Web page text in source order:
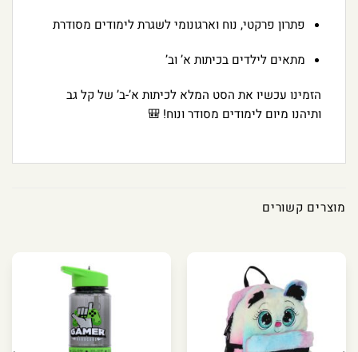
פתרון פרקטי, נוח וארגונומי לשגרת לימודים מסודרת
מתאים לילדים בכיתות א’ וב’
הזמינו עכשיו את הסט המלא לכיתות א’-ב’ של קל גב
ותיהנו מיום לימודים מסודר ונוח! 🎒
מוצרים קשורים